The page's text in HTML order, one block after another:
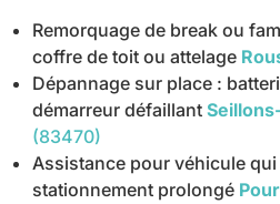
Remorquage de break ou
coffre de toit ou attelage
Dépannage sur place :
démarreur défaillant
(83470)
Assistance pour véhicule
stationnement prolongé